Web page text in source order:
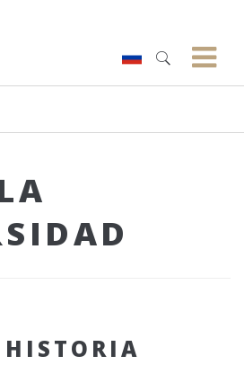
HISTORIA